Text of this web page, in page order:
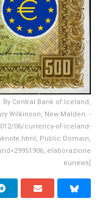
Central Bank of Iceland,
Wilkinson, New Malden. -
06/currency-of-iceland-
Public Domain,
elaborazione
eunews]